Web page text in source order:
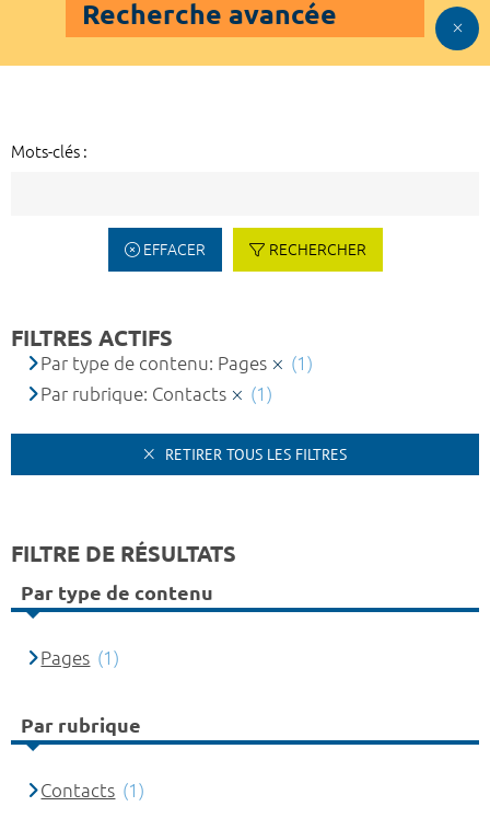
Recherche avancée
Mots-clés :
EFFACER RECHERCHER
FILTRES ACTIFS
Par type de contenu: Pages
(1)
Par rubrique: Contacts
(1)
RETIRER TOUS LES FILTRES
FILTRE DE RÉSULTATS
Par type de contenu
Pages (1)
Par rubrique
Contacts (1)